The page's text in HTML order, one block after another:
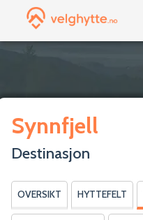
Synnfjell
Destinasjon
OVERSIKT HYTTEFELT